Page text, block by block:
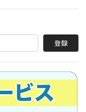
登録